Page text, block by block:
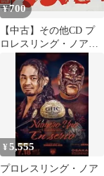
¥700
【中古】その他CD プ
ロレスリング・ノア・
テーマ・アルバム～For
Evolution
¥5,555
プロレスリング・ノア